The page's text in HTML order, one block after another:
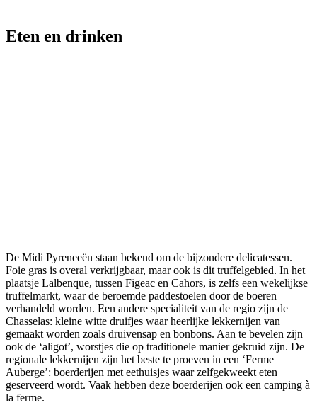
Eten en drinken
De Midi Pyreneeën staan bekend om de bijzondere delicatessen.
Foie gras is overal verkrijgbaar, maar ook is dit truffelgebied. In het
plaatsje Lalbenque, tussen Figeac en Cahors, is zelfs een wekelijkse
truffelmarkt, waar de beroemde paddestoelen door de boeren
verhandeld worden. Een andere specialiteit van de regio zijn de
Chasselas: kleine witte druifjes waar heerlijke lekkernijen van
gemaakt worden zoals druivensap en bonbons. Aan te bevelen zijn
ook de ‘aligot’, worstjes die op traditionele manier gekruid zijn. De
regionale lekkernijen zijn het beste te proeven in een ‘Ferme
Auberge’: boerderijen met eethuisjes waar zelfgekweekt eten
geserveerd wordt. Vaak hebben deze boerderijen ook een camping à
la ferme.